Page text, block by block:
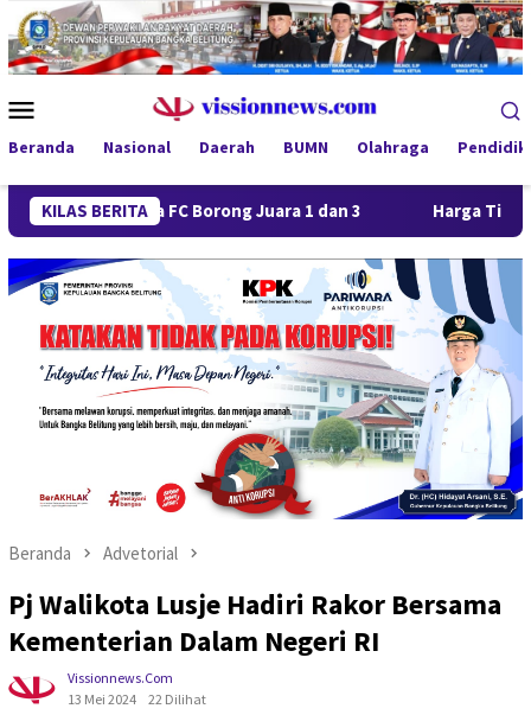
Loncat
ke
konten
Mobile
Beranda Nasional Daerah BUMN Olahraga
KILAS BERITA
Jaya FC Borong Juara 1 dan 3 Harga Timah Turun,
Beranda Advetorial
Pj Walikota Lusje Hadiri Rakor Bersama
Kementerian Dalam Negeri RI
Vissionnews.com
13 Mei 2024
22 Dilihat